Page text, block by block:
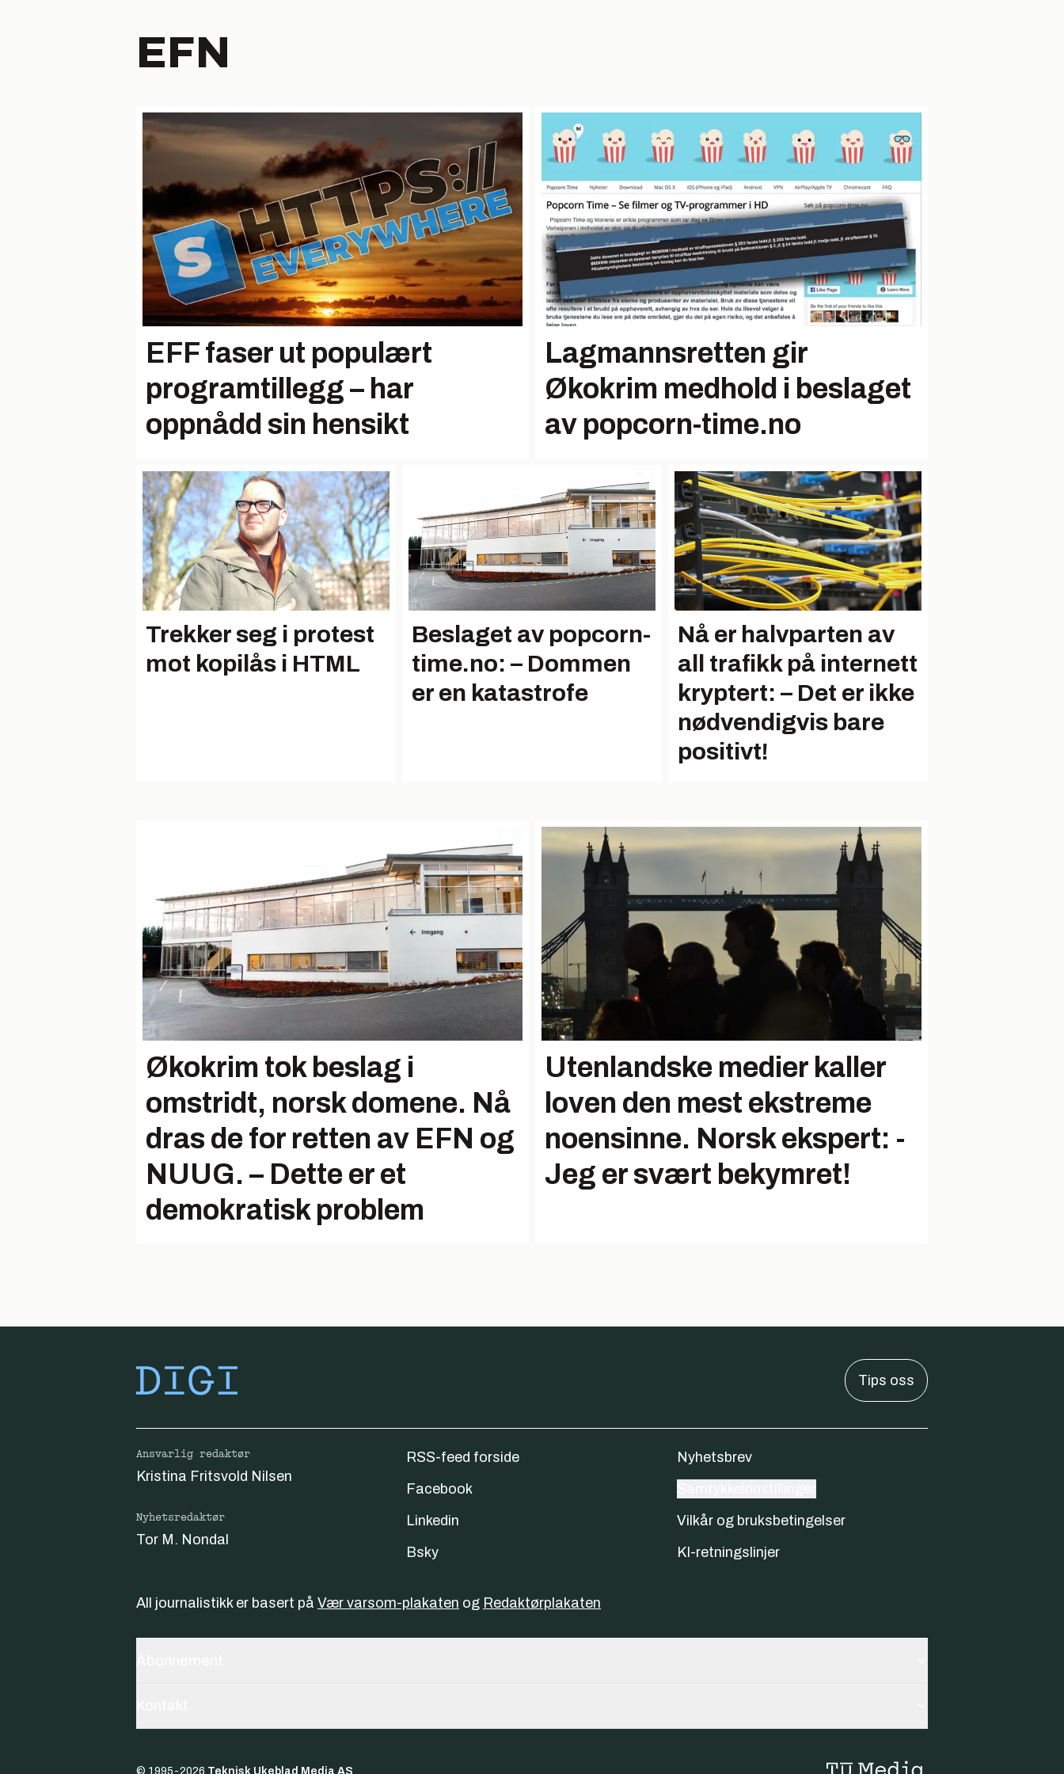
EFN
EFF faser ut populært
programtillegg – har
oppnådd sin hensikt
Lagmannsretten gir
Økokrim medhold i beslaget
av popcorn-time.no
Trekker seg i protest
mot kopilås i HTML
Beslaget av popcorn-
time.no: – Dommen
er en katastrofe
Nå er halvparten av
all trafikk på internett
kryptert: – Det er ikke
nødvendigvis bare
positivt!
Økokrim tok beslag i
omstridt, norsk domene. Nå
dras de for retten av EFN og
NUUG. – Dette er et
demokratisk problem
Utenlandske medier kaller
loven den mest ekstreme
noensinne. Norsk ekspert: -
Jeg er svært bekymret!
Tips oss
Ansvarlig redaktør
Kristina Fritsvold Nilsen
Nyhetsredaktør
Tor M. Nondal
RSS-feed forside
Facebook
Linkedin
Bsky
Nyhetsbrev
Vilkår og bruksbetingelser
KI-retningslinjer
All journalistikk er basert på Vær varsom-plakaten og Redaktørplakaten
© 1995-2026 Teknisk Ukeblad Media AS